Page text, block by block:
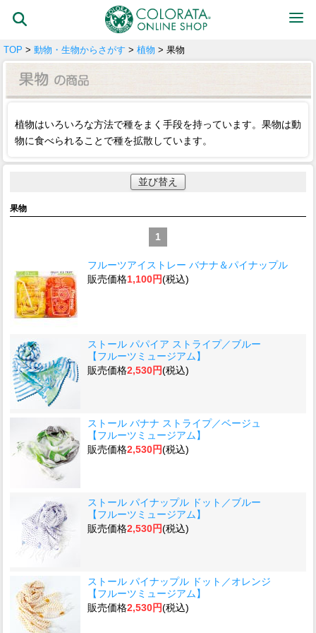
TOP > 動物・生物からさがす > 植物 > 果物
植物はいろいろな方法で種をまく手段を持っています。果物は動
物に食べられることで種を拡散しています。
並び替え
果物
1
フルーツアイストレー バナナ＆パイナップル
販売価格1,100円(税込)
ストール パパイア ストライプ／ブルー
【フルーツミュージアム】
販売価格2,530円(税込)
ストール バナナ ストライプ／ベージュ
【フルーツミュージアム】
販売価格2,530円(税込)
ストール パイナップル ドット／ブルー
【フルーツミュージアム】
販売価格2,530円(税込)
ストール パイナップル ドット／オレンジ
【フルーツミュージアム】
販売価格2,530円(税込)